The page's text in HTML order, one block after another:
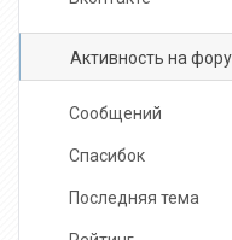
Активность на
Сообщений
Спасибок
Последняя тема